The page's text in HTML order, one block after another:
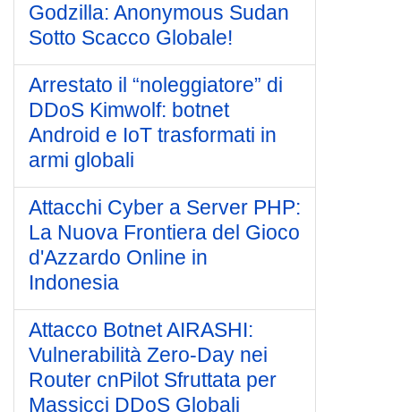
Godzilla: Anonymous Sudan
Sotto Scacco Globale!
Arrestato il “noleggiatore” di
DDoS Kimwolf: botnet
Android e IoT trasformati in
armi globali
Attacchi Cyber a Server PHP:
La Nuova Frontiera del Gioco
d'Azzardo Online in
Indonesia
Attacco Botnet AIRASHI:
Vulnerabilità Zero-Day nei
Router cnPilot Sfruttata per
Massicci DDoS Globali